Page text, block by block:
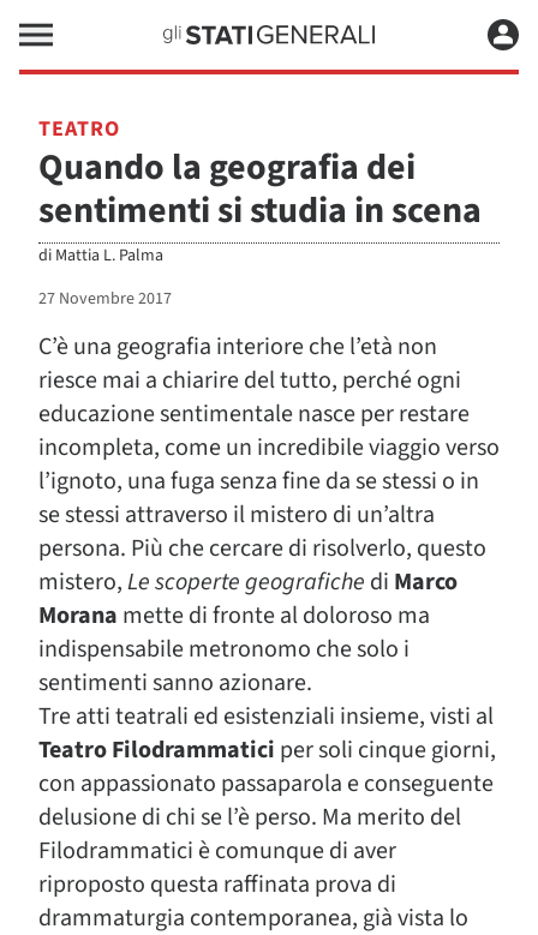
TEATRO
Quando la geografia dei
sentimenti si studia in scena
di Mattia L. Palma
27 Novembre 2017
C’è una geografia interiore che l’età non
riesce mai a chiarire del tutto, perché ogni
educazione sentimentale nasce per restare
incompleta, come un incredibile viaggio verso
l’ignoto, una fuga senza fine da se stessi o in
se stessi attraverso il mistero di un’altra
persona. Più che cercare di risolverlo, questo
mistero,Le scoperte geografiche di Marco
Morana mette di fronte al doloroso ma
indispensabile metronomo che solo i
sentimenti sanno azionare.
Tre atti teatrali ed esistenziali insieme, visti al
Teatro Filodrammatici per soli cinque giorni,
con appassionato passaparola e conseguente
delusione di chi se l’è perso. Ma merito del
Filodrammatici è comunque di aver
riproposto questa raffinata prova di
drammaturgia contemporanea, già vista lo